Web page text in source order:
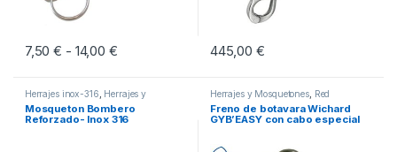
7,50€ - 14,00 €Rango de precios: desde 7,50 € hasta 14,00 €
Este producto tiene múltiples variantes. Las opciones se pueden
445,00 €
Herrajes inox-316 Herrajes y
Mosquetones
Mosqueton Bombero
Reforzado- Inox 316
Herrajes y Mosquetones, Red
Candelero
Seguridad Activa
Freno de botavara Wichard
GYB’EASY con cabo especial